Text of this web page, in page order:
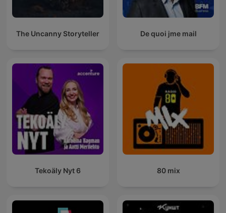
The Uncanny Storyteller De quoi jme mail
Tekoäly Nyt 6 80 mix